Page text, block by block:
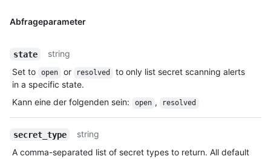
Abfrageparameter
state
string
Set to
open or resolved
to only list secret scanning alerts
in a specific state.
Kann eine der folgenden sein: open , resolved
secret_type
string
A comma-separated list of secret types to return. All default